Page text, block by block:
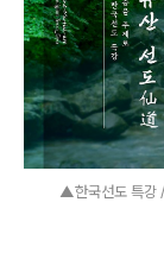
▲한국선도 특강